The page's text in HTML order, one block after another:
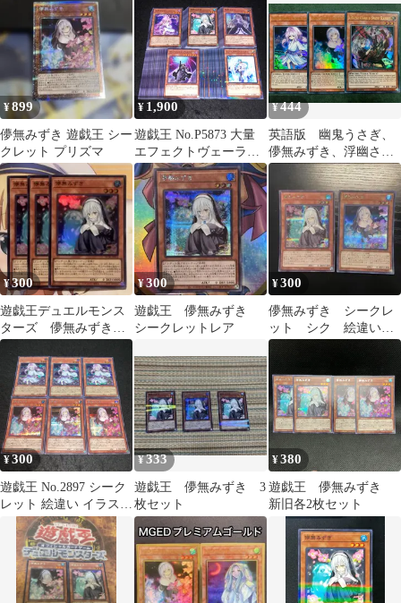
ずき 浮幽さくら 各3枚
計9枚
¥899
儚無みずき 遊戯王 シー
クレット プリズマ
¥ 1,900
遊戯王 No.P5873 大量
エフェクトヴェーラー
ディメンションアトラ
クター 屋敷わらし 儚無
みずき 浮幽さくら 各40
枚 計200枚
¥444
英語版 幽鬼うさぎ、
儚無みずき、浮幽さく
ら 絵違いウルトラレ
¥300
遊戯王デュエルモンス
ターズ 儚無みずき
スーパーレア3枚
¥300
遊戯王 儚無みずき
シークレットレア
¥300
儚無みずき シークレ
ット シク 絵違い
イラスト違い
¥300
遊戯王 No.2897 シーク
レット 絵違い イラスト
違い 儚無みずき 浮幽さ
くら 各3枚 計6枚
¥333
遊戯王 儚無みずき 3
枚セット
¥380
遊戯王 儚無みずき
新旧各2枚セット